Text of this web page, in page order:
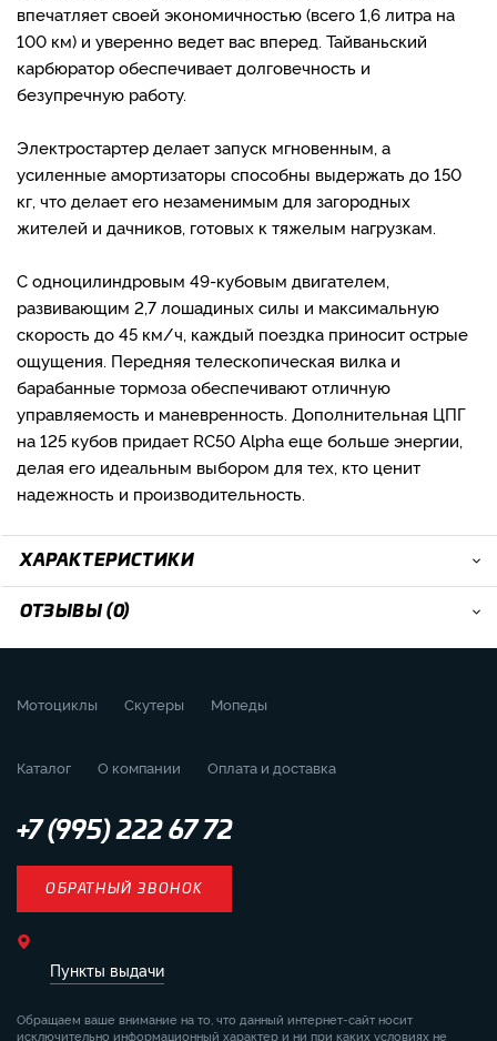
впечатляет своей экономичностью (всего 1,6 литра на
100 км) и уверенно ведет вас вперед. Тайваньский
карбюратор обеспечивает долговечность и
безупречную работу.
Электростартер делает запуск мгновенным, а
усиленные амортизаторы способны выдержать до 150
кг, что делает его незаменимым для загородных
жителей и дачников, готовых к тяжелым нагрузкам.
С одноцилиндровым 49-кубовым двигателем,
развивающим 2,7 лошадиных силы и максимальную
скорость до 45 км/ч, каждый поездка приносит острые
ощущения. Передняя телескопическая вилка и
барабанные тормоза обеспечивают отличную
управляемость и маневренность. Дополнительная ЦПГ
на 125 кубов придает RC50 Alpha еще больше энергии,
делая его идеальным выбором для тех, кто ценит
надежность и производительность.
ХАРАКТЕРИСТИКИ
ОТЗЫВЫ (0)
Мотоциклы Скутеры Мопеды
Каталог О компании Оплата и доставка
+7 (995) 222 67 72
ОБРАТНЫЙ ЗВОНОК
Пункты выдачи
Обращаем ваше внимание на то, что данный интернет-сайт носит
исключительно информационный характер и ни при каких условиях не